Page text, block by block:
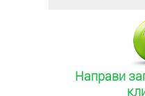
Направи